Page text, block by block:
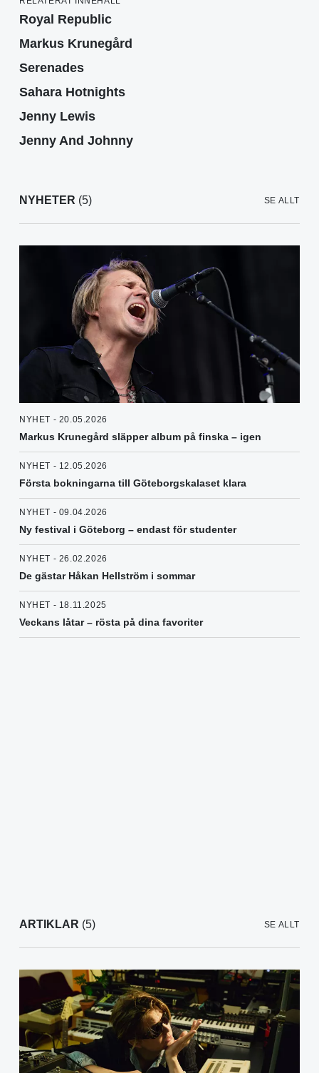
Royal Republic
Markus Krunegård
Serenades
Sahara Hotnights
Jenny Lewis
Jenny And Johnny
NYHETER (5) SE ALLT
NYHET - 20.05.2026
Markus Krunegård släpper album på finska – igen
NYHET - 12.05.2026
Första bokningarna till Göteborgskalaset klara
NYHET - 09.04.2026
Ny festival i Göteborg – endast för studenter
NYHET - 26.02.2026
De gästar Håkan Hellström i sommar
NYHET - 18.11.2025
Veckans låtar – rösta på dina favoriter
ARTIKLAR (5) SE ALLT